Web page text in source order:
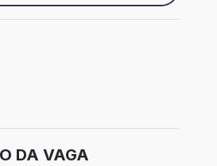
LIMEIRA - SP
Presencial
DA VAGA